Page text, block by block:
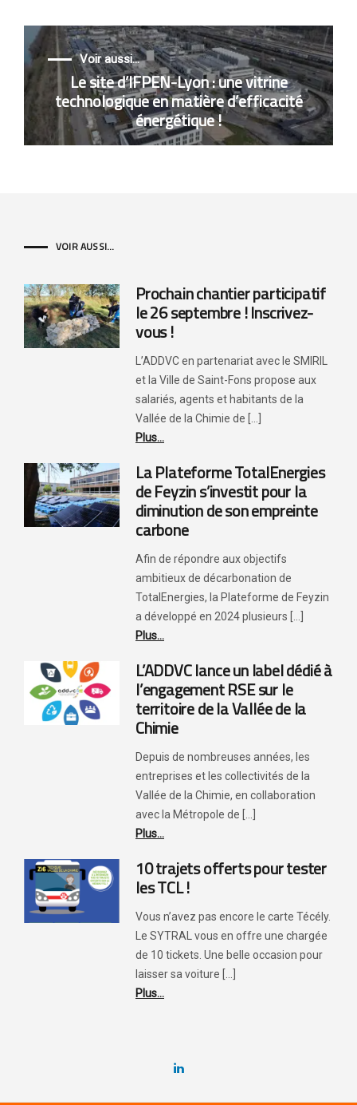
Voir aussi...
Le site d’IFPEN-Lyon : une vitrine
technologique en matière d’efficacité
énergétique !
VOIR AUSSI...
Prochain chantier participatif
le 26 septembre ! Inscrivez-
vous !
L’ADDVC en partenariat avec le SMIRIL
et la Ville de Saint-Fons propose aux
salariés, agents et habitants de la
Vallée de la Chimie de [...]
Plus...
La Plateforme TotalEnergies
de Feyzin s’investit pour la
diminution de son empreinte
carbone
Afin de répondre aux objectifs
ambitieux de décarbonation de
TotalEnergies, la Plateforme de Feyzin
a développé en 2024 plusieurs [...]
Plus...
L’ADDVC lance un label dédié à
l’engagement RSE sur le
territoire de la Vallée de la
Chimie
Depuis de nombreuses années, les
entreprises et les collectivités de la
Vallée de la Chimie, en collaboration
avec la Métropole de [...]
Plus...
10 trajets offerts pour tester
les TCL !
Vous n’avez pas encore le carte Técély.
Le SYTRAL vous en offre une chargée
de 10 tickets. Une belle occasion pour
laisser sa voiture [...]
Plus...